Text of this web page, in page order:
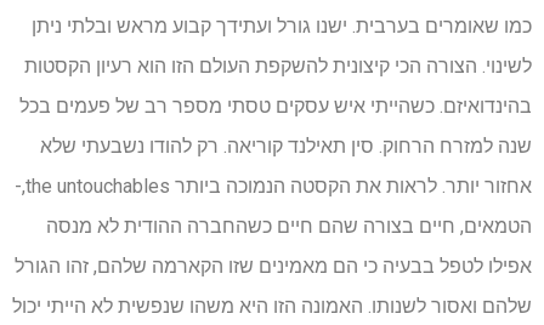
כמו שאומרים בערבית. ישנו גורל ועתידך קבוע מראש ובלתי ניתן
לשינוי. הצורה הכי קיצונית להשקפת העולם הזו הוא רעיון הקסטות
בהינדואיזם. כשהייתי איש עסקים טסתי מספר רב של פעמים בכל
שנה למזרח הרחוק. סין תאילנד קוריאה. רק להודו נשבעתי שלא
אחזור יותר. לראות את הקסטה הנמוכה ביותר the untouchables,-
הטמאים, חיים בצורה שהם חיים כשהחברה ההודית לא מנסה
אפילו לטפל בבעיה כי הם מאמינים שזו הקארמה שלהם, זהו הגורל
שלהם ואסור לשנותו. האמונה הזו היא משהו שנפשית לא הייתי יכול